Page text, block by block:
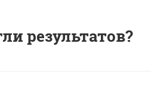
результатов?